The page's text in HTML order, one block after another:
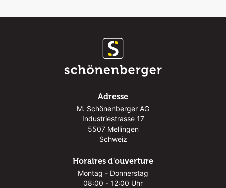
Adresse
M. Schönenberger AG
Industriestrasse 17
5507 Mellingen
Schweiz
Horaires d'ouverture
Montag - Donnerstag
08:00 - 12:00 Uhr